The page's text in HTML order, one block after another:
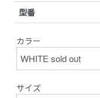
型番
カラー
サイズ